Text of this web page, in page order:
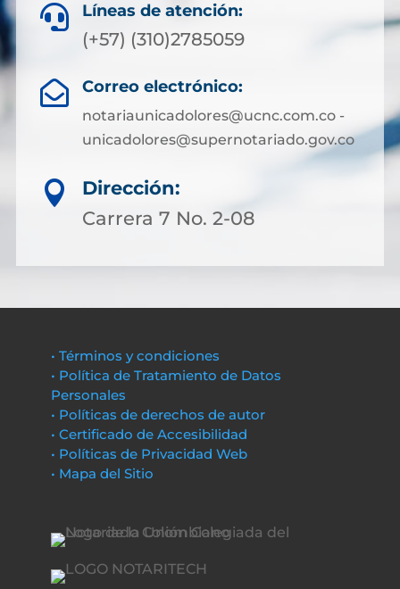
 Líneas de atención:
(+57) (310)2785059
 Correo electrónico:
notariaunicadolores@ucnc.com.co -
unicadolores@supernotariado.gov.co

Dirección:
Carrera 7 No. 2-08
• Términos y condiciones
• Política de Tratamiento de Datos
Personales
• Políticas de derechos de autor
• Certificado de Accesibilidad
• Políticas de Privacidad Web
• Mapa del Sitio